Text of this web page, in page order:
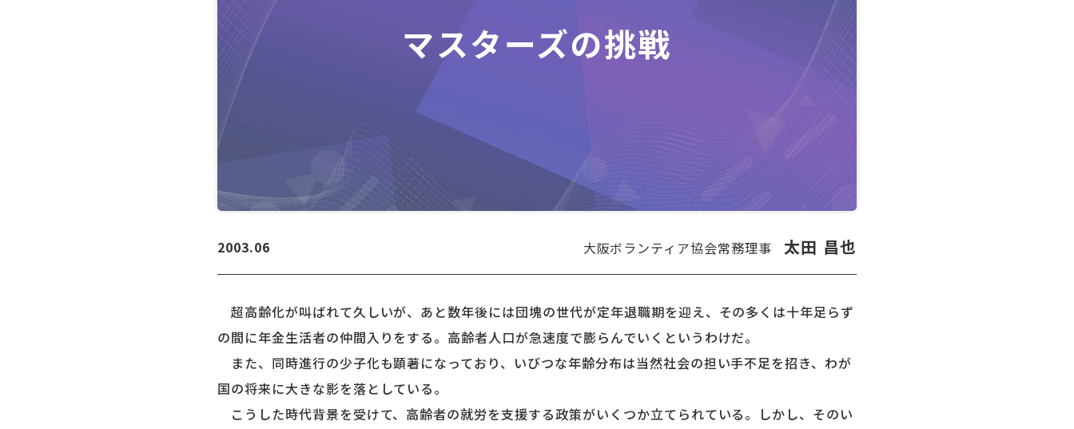
マスターズの挑戦
2003.06 大阪ボランティア協会常務理事 太田 昌也
超高齢化が叫ばれて久しいが、あと数年後には団塊の世代が定年退職期を迎え、その多くは十年足らず
の間に年金生活者の仲間入りをする。高齢者人口が急速度で膨らんでいくというわけだ。
また、同時進行の少子化も顕著になっており、いびつな年齢分布は当然社会の担い手不足を招き、わが
国の将来に大きな影を落としている。
こうした時代背景を受けて、高齢者の就労を支援する政策がいくつか立てられている。しかし、そのい